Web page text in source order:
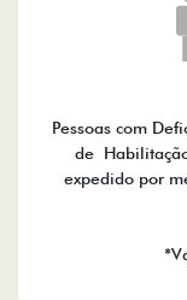
Pessoas com
de
expedido por